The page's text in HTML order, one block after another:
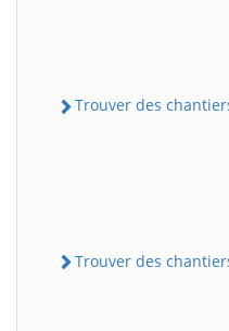
Trouver des
Trouver des